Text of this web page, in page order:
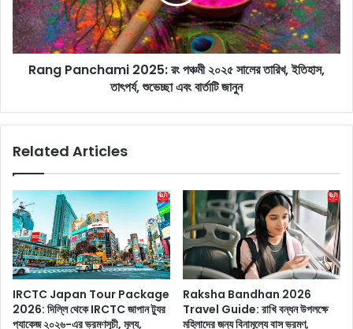
a
-
F
S
a
অ
বৈ
ধ
ব্য
ব
সা
ব
ন্ধে
n
c
h
2
রং
প
ঞ্চ
মী
২
২
৫
Rang Panchami 2025: রং পঞ্চমী ২০২৫ সালের তারিখ, ইতিহাস,
তাৎপর্য, শুভেচ্ছা এবং বার্তাটি জানুন
Related Articles
IRCTC Japan Tour Package
2026: দিল্লি থেকে IRCTC জাপান ট্যুর
প্যাকেজ ২০২৬-এর ভ্রমণসূচী, মূল্য,
Raksha Bandhan 2026
Travel Guide: রাখি বন্ধন উপলক্ষে
মহিলাদের জন্য বিনামূল্যে বাস ভ্রমণ,